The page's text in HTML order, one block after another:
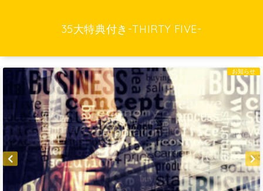
35大特典付き-THIRTY FIVE-
お知らせ